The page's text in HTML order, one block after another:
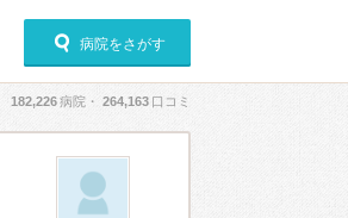
病院をさがす
182,226病院・ 264,163 口コミ